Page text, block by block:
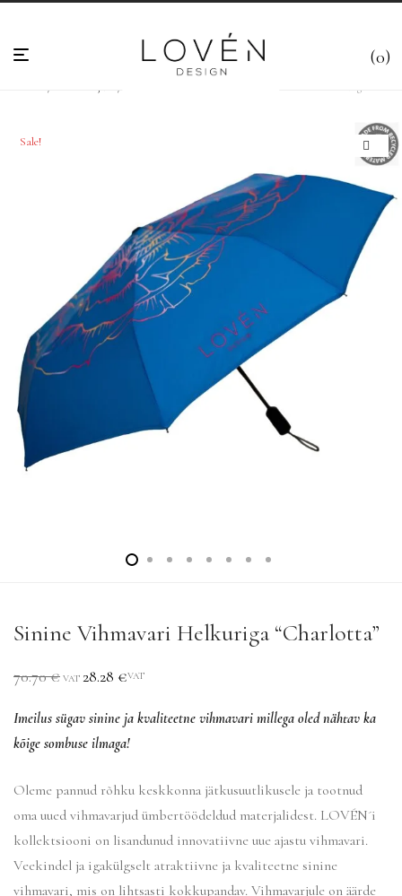
0
Sale!
Sinine Vihmavari Helkuriga “Charlotta”
70.70€ VAT 28.28 €VAT
Imeilus sügav sinine ja kvaliteetne vihmavari millega oled nähtav ka
kõige sombuse ilmaga!
Oleme pannud rõhku keskkonna jätkusuutlikusele ja tootnud
oma uued vihmavarjud ümbertöödeldud materjalidest. LOVÉN´i
kollektsiooni on lisandunud innovatiivne uue ajastu vihmavari.
Veekindel ja igakülgselt atraktiivne ja kvaliteetne sinine
vihmavari, mis on lihtsasti kokkupandav. Vihmavarjule on äärde